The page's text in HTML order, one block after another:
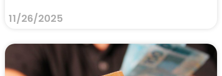
11/26/2025